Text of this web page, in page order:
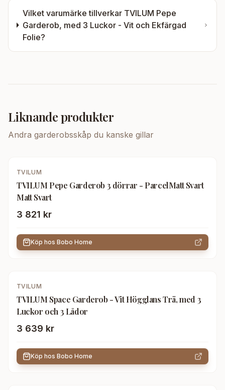
Vilket varumärke tillverkar TVILUM Pepe
Garderob, med 3 Luckor - Vit och Ekfärgad
Folie?
Liknande produkter
Andra garderobsskåp du kanske gillar
TVILUM
TVILUM Pepe Garderob 3 dörrar - ParcelMatt Svart
Matt Svart
3 821 kr
Köp hos Bobo Home
TVILUM
TVILUM Space Garderob - Vit Högglans Trä, med 3
Luckor och 3 Lådor
3 639 kr
Köp hos Bobo Home